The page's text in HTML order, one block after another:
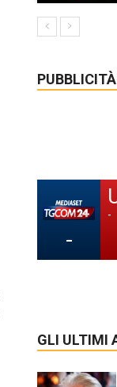
PUBBLICITÀ
-
-
GLI ULTIMI